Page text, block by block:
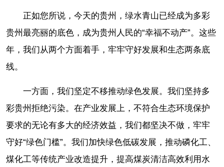
正如您所说，今天的贵州，绿水青山已经成为多彩
贵州最亮丽的底色，成为贵州人民的“幸福不动产”。这些
年，我们从两个方面着手，牢牢守好发展和生态两条底
线。
一方面，我们坚定不移推动绿色发展。我们坚持多
彩贵州拒绝污染。在产业发展上，不符合生态环境保护
要求的无论有多大的经济效益，我们都坚决不做，牢牢
守好“绿色门槛”。我们加快绿色低碳发展，推动磷化工、
煤化工等传统产业改造提升，提高煤炭清洁高效利用水